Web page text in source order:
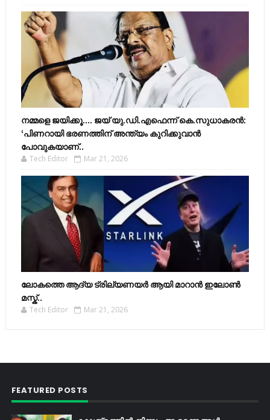
നമ്മളെ ജയിക്കൂ.... ജയ് യു.ഡി.എഫെന്ന് കെ.സുധാകരൻ:
‘പിണറായി ഭരണത്തിന് അന്ത്യം കുറിക്കുവാൻ
പോവുകയാണ്..
Tech Editor Mar 21, 2026
ലോകത്തെ ആദ്യ ട്രില്യണയർ ആയി മാറാൻ ഇലോൺ
മസ്ക്..
Tech Editor Mar 21, 2026
FEATURED POSTS